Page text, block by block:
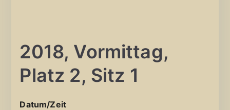
2018, Vormittag,
Platz 2, Sitz 1
Datum/Zeit